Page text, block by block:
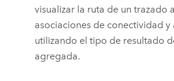
visualizar la ruta de un trazado
asociaciones de conectividad y
utilizando el tipo de resultado
agregada.